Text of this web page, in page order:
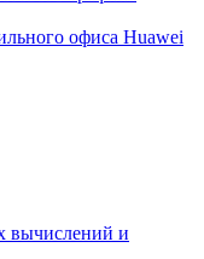
офиса Huawei
вычислений и